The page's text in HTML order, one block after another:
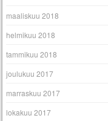
maaliskuu 2018
helmikuu 2018
tammikuu 2018
joulukuu 2017
marraskuu 2017
lokakuu 2017